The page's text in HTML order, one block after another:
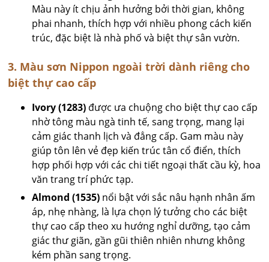
Màu này ít chịu ảnh hưởng bởi thời gian, không
phai nhanh, thích hợp với nhiều phong cách kiến
trúc, đặc biệt là nhà phố và biệt thự sân vườn.
3. Màu sơn Nippon ngoài trời dành riêng cho
biệt thự cao cấp
Ivory (1283) được ưa chuộng cho biệt thự cao cấp
nhờ tông màu ngà tinh tế, sang trọng, mang lại
cảm giác thanh lịch và đẳng cấp. Gam màu này
giúp tôn lên vẻ đẹp kiến trúc tân cổ điển, thích
hợp phối hợp với các chi tiết ngoại thất cầu kỳ, hoa
văn trang trí phức tạp.
Almond (1535) nổi bật với sắc nâu hạnh nhân ấm
áp, nhẹ nhàng, là lựa chọn lý tưởng cho các biệt
thự cao cấp theo xu hướng nghỉ dưỡng, tạo cảm
giác thư giãn, gần gũi thiên nhiên nhưng không
kém phần sang trọng.